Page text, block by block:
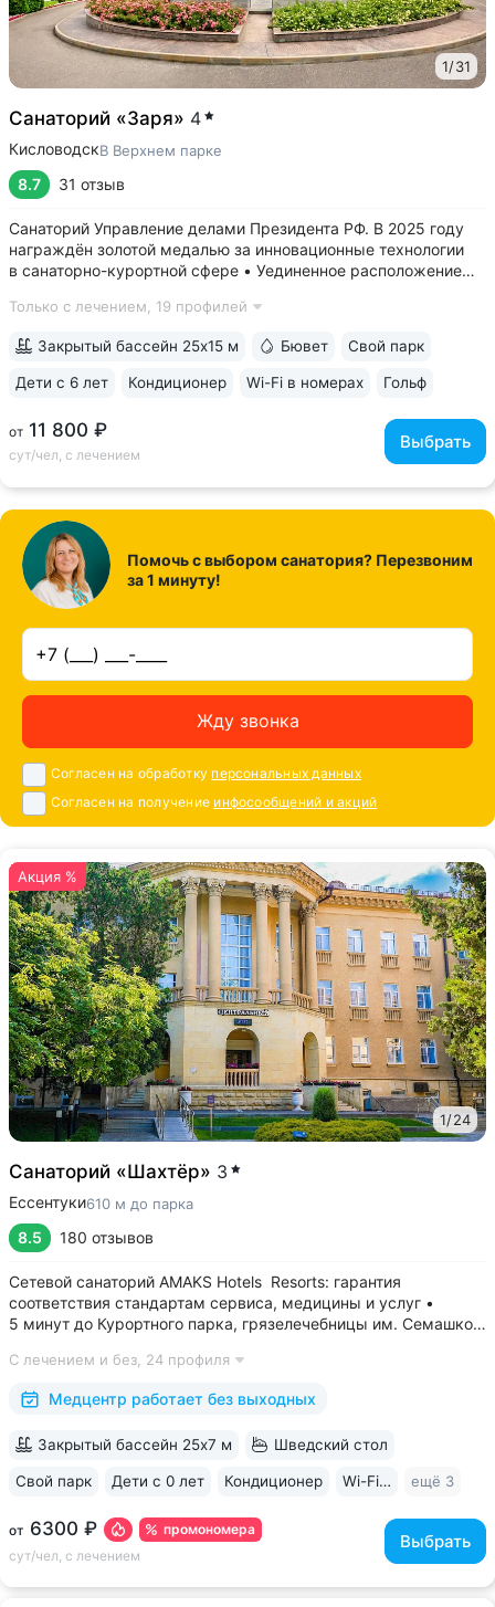
1/31
Санаторий «Заря» 4
КисловодскВ Верхнем парке
8.7 31 отзыв
Санаторий Управление делами Президента РФ. В 2025 году
награждён золотой медалью за инновационные технологии
в санаторно-курортной сфере • Уединенное расположение
микроклиматом на высоте 1000 м. Прямой выход
Только с лечением, 19 профилей
от 11 800 ₽
сут/чел, с лечением
Выбрать
Закрытый бассейн 25x15 м Бювет Свой парк
Дети с 6 лет Кондиционер Wi-Fi в номерах Гольф
ещё 6
Помочь с выбором санатория? Перезвоним
за 1 минуту!
Жду звонка
Согласен на обработку персональных данных
Согласен на получение инфосообщений и акций
Акция %
1/24
Санаторий «Шахтёр» 3
Ессентуки610 м до парка
8.5 180 отзывов
Сетевой санаторий AMAKS Hotels Resorts: гарантия
соответствия стандартам сервиса, медицины и услуг •
5 минут до Курортного парка, грязелечебницы им. Семашко,
водой Ессентуки № 4 и № 17 • Главный корпус
«Центральный» — историческое здание...
С лечением и без, 24 профиля
Медцентр работает без выходных
промономера
от 6300 ₽
сут/чел, с лечением
Выбрать
Закрытый бассейн 25х7 м Шведский стол
Свой парк Дети с 0 лет Кондиционер Wi-Fi в номерах ещё 3